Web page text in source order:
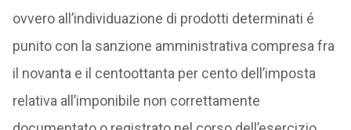
ovvero all’individuazione di prodotti determinati é
punito con la sanzione amministrativa compresa fra
il novanta e il centoottanta per cento dell’imposta
relativa all’imponibile non correttamente